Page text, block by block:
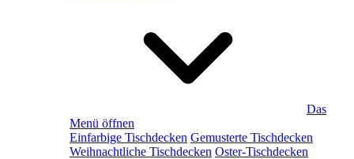
Das
Menü öffnen
Einfarbige Tischdecken Gemusterte Tischdecken
Weihnachtliche Tischdecken Oster-Tischdecken